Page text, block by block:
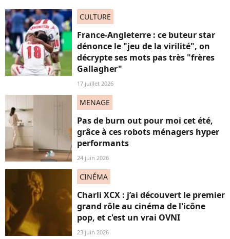
CULTURE
France-Angleterre : ce buteur star
dénonce le "jeu de la virilité", on
décrypte ses mots pas très "frères
Gallagher"
17 juillet 2026
MENAGE
Pas de burn out pour moi cet été,
grâce à ces robots ménagers hyper
performants
24 juin 2026
CINÉMA
Charli XCX : j’ai découvert le premier
grand rôle au cinéma de l'icône
pop, et c'est un vrai OVNI
23 juin 2026